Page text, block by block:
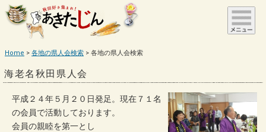
Home 各地の県人会検索 各地の県人会検索
海老名秋田県人会
平成２４年５月２０日発足。現在７１名
の会員で活動しております。
会員の親睦を第一とし